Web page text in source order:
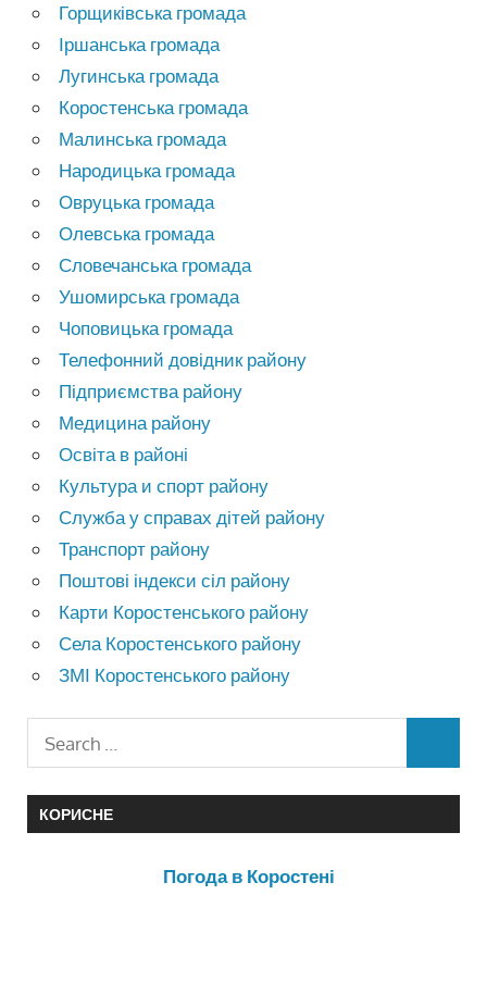
Горщиківська громада
Іршанська громада
Лугинська громада
Коростенська громада
Малинська громада
Народицька громада
Овруцька громада
Олевська громада
Словечанська громада
Ушомирська громада
Чоповицька громада
Телефонний довідник району
Підприємства району
Медицина району
Освіта в районі
Культура и спорт району
Служба у справах дітей району
Транспорт району
Поштові індекси сіл району
Карти Коростенського району
Села Коростенського району
ЗМІ Коростенського району
КОРИСНЕ
Погода в Коростені